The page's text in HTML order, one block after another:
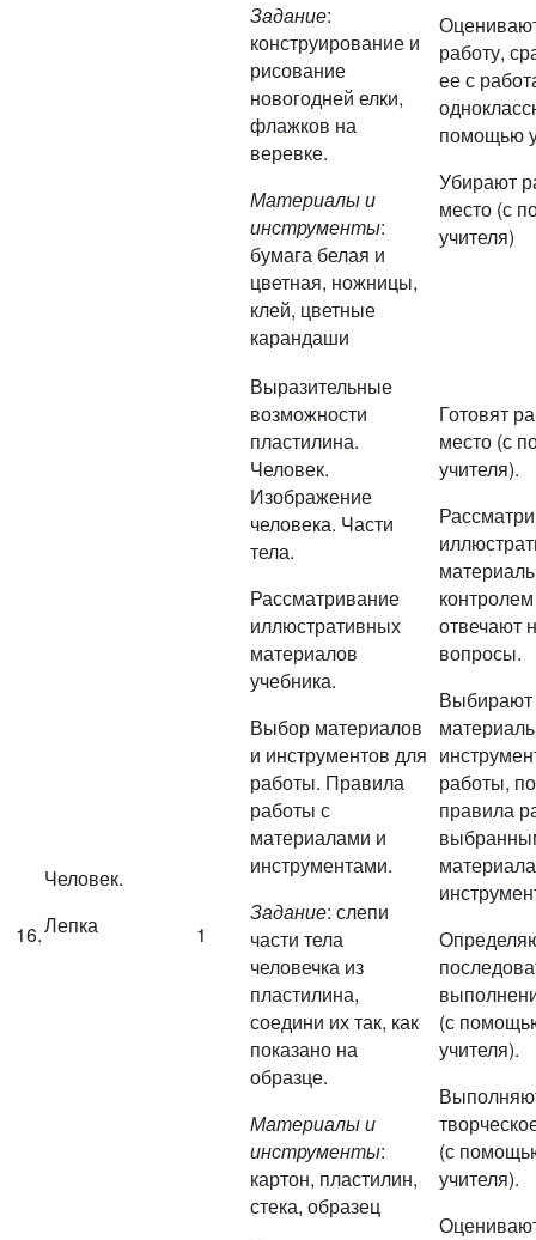
Задание:
конструирование и
рисование
новогодней елки,
флажков на
веревке.
Материалы и
инструменты:
бумага белая и
цветная, ножницы,
клей, цветные
карандаши
работу,
ее с
помощью
Убирают
место (с
учителя)
16.
Человек.
Лепка
1
Выразительные
возможности
пластилина.
Человек.
Изображение
человека. Части
тела.
Рассматривание
иллюстративных
материалов
учебника.
Выбор материалов
и инструментов для
работы. Правила
работы с
материалами и
инструментами.
Задание: слепи
части тела
человечка из
пластилина,
соедини их так, как
показано на
образце.
Материалы и
инструменты:
картон, пластилин,
стека, образец
Готовят
место (с
учителя).
отвечают
вопросы.
Выбирают
работы,
правила
(с
учителя).
(с
учителя).